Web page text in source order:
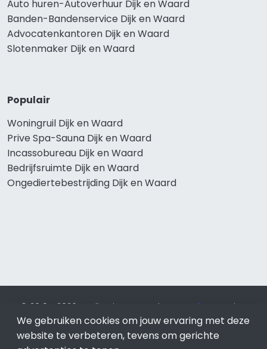
Auto huren-Autoverhuur Dijk en Waard
Banden-Bandenservice Dijk en Waard
Advocatenkantoren Dijk en Waard
Slotenmaker Dijk en Waard
Populair
Woningruil Dijk en Waard
Prive Spa-Sauna Dijk en Waard
Incassobureau Dijk en Waard
Bedrijfsruimte Dijk en Waard
Ongediertebestrijding Dijk en Waard
© 2019 - 2026 Realisatie en SEO door SEO-bureau
Lion
Internet. Betaal alleen voor bewezen resultaten?SEO
optimalisatie No Cure No Pay.Dijk en Waardis onderdeel
van Lion Internet.
We gebruiken cookies om jouw ervaring met deze
website te verbeteren, tevens om gerichte